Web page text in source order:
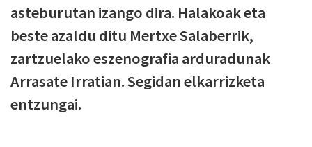
asteburutan izango dira. Halakoak eta
beste azaldu ditu Mertxe Salaberrik,
zartzuelako eszenografia arduradunak
Arrasate Irratian. Segidan elkarrizketa
entzungai.